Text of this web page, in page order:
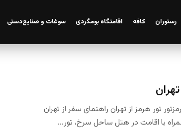
رستوران کافه اقامتگاه بومگردی سوغات و صنایع‌دستی
تور هرمز از تهران راهنمای سفر از تهران
با اقامت در هتل ساحل سرخ، تور...